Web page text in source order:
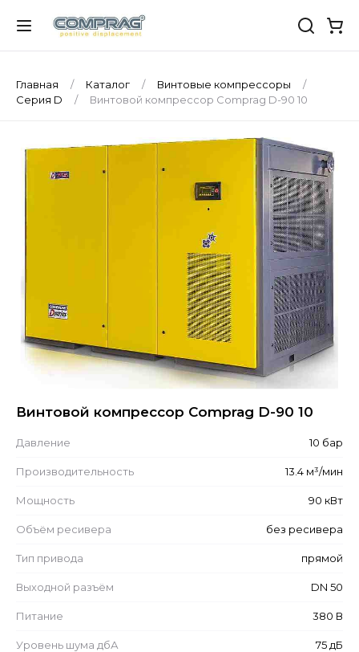
Главная Каталог
Винтовые компрессоры
Серия D
Винтовой компрессор Comprag D-90 10
Винтовой компрессор Comprag D-90 10
Давление 10 бар
Производительность 13.4 м³/мин
Мощность 90 кВт
Объём ресивера без ресивера
Тип привода прямой
Выходной разъём DN 50
Питание 380 В
Уровень шума дбА 75 дБ